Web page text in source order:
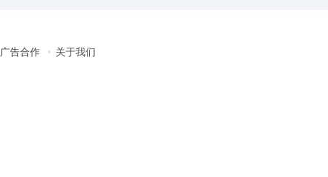
广告合作 关于我们